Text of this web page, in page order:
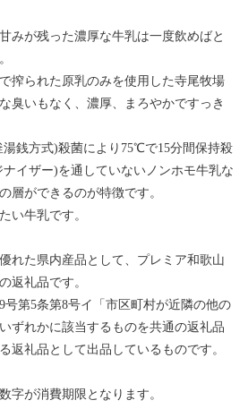
みが残った濃厚な牛乳は一度飲めばと
搾られた原乳のみを使用した寺尾牧場
臭いもなく、濃厚、まろやかですっき
銭方式)殺菌により75℃で15分間保持殺
イザー)を通していないノンホモ牛乳な
層ができるのが特徴です。
い牛乳です。
れた県内産品として、プレミア和歌山
返礼品です。
号第5条第8号イ「市区町村が近隣の他の
ずれかに該当するものを共通の返礼品
返礼品として出品しているものです。
字が消費期限となります。